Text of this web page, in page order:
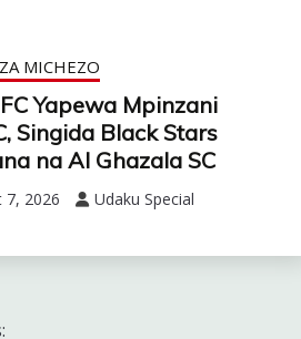
MICHEZO
Yapewa Mpinzani
Singida Black Stars
na Al Ghazala SC
7, 2026 Udaku Special